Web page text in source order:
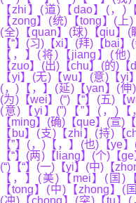
【zhi】(道)【dao】(，)
【zong】(统)【tong】(上
(全)【quan】(球)【qiu】(
【“】(习)【xi】(拜)【bai
【，】(将)【jiang】(他
【zuo】(出)【chu】(的)
【yi】(无)【wu】(意)【yi
(，)【，】(延)【yan】(伸
(为)【wei】(“)【“】(五)【
(意)【yi】(”)【”】(，)
【ming】(确)【que】(宣)
【bu】(支)【zhi】(持)【
【”】(，)【，】(也)【ye
【“】(两)【liang】(个)【
(“)【“】(一)【yi】(中)【
【，】(美)【mei】(国)
【tong】(中)【zhong】(
(冲)【chong】(突)【tu】